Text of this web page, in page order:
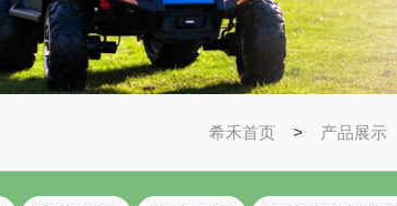
希禾首页 > 产品展示